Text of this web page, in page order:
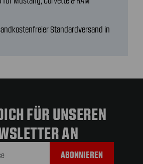
Standardversand in
FÜR UNSEREN
AN